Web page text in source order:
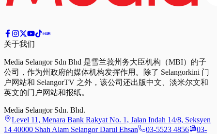
关于我们
Media Selangor Sdn Bhd 是雪兰莪州务大臣机构（MBI）的子
公司，作为州政府的媒体机构发挥作用。除了 Selangorkini 门
户网站和 SelangorTV 之外，该公司还出版中文、淡米尔文和
英文的门户网站和报纸。
Media Selangor Sdn. Bhd.
Level 11, Menara Bank Rakyat No. 1, Jalan Indah 14/8, Seksyen
14 40000 Shah Alam Selangor Darul Ehsan
03-5523 4856
03-